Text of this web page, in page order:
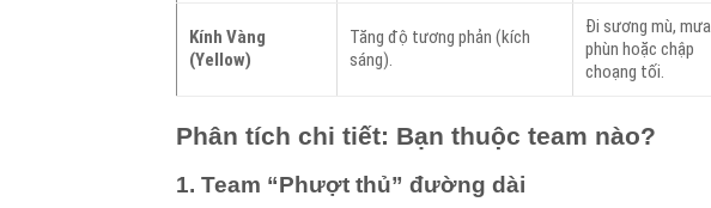
Kính Vàng
(Yellow)
Tăng độ tương phản (kích
sáng).
Đi sương mù, mưa
phùn hoặc chập
choạng tối.
Phân tích chi tiết: Bạn thuộc team nào?
1. Team “Phượt thủ” đường dài